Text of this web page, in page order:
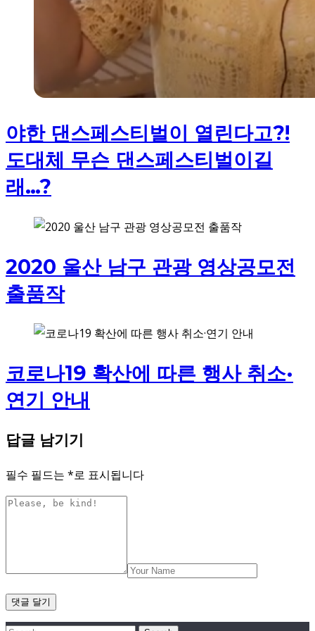
야한 댄스페스티벌이 열린다고?!
도대체 무슨 댄스페스티벌이길
래…?
2020 울산 남구 관광 영상공모전
출품작
코로나19 확산에 따른 행사 취소·
연기 안내
답글 남기기
필수 필드는 *로 표시됩니다